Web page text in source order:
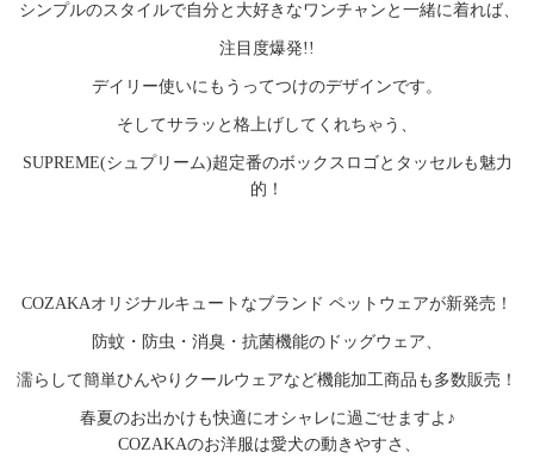
シンプルのスタイルで自分と大好きなワンチャンと一緒に着れば、
注目度爆発!!
デイリー使いにもうってつけのデザインです。
そしてサラッと格上げしてくれちゃう、
SUPREME(シュプリーム)超定番のボックスロゴとタッセルも魅力
的！
COZAKAオリジナルキュートなブランド ペットウェアが新発売！
防蚊・防虫・消臭・抗菌機能のドッグウェア、
濡らして簡単ひんやりクールウェアなど機能加工商品も多数販売！
春夏のお出かけも快適にオシャレに過ごせますよ♪
COZAKAのお洋服は愛犬の動きやすさ、